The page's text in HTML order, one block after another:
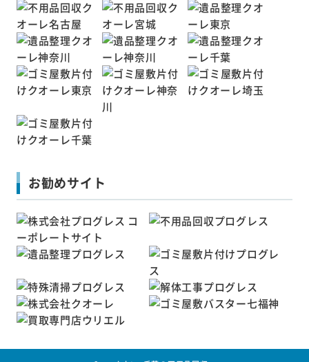
お勧めサイト